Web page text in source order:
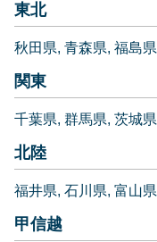
東北
秋田県 青森県 福島県
関東
千葉県 群馬県 茨城県
北陸
福井県 石川県 富山県
甲信越